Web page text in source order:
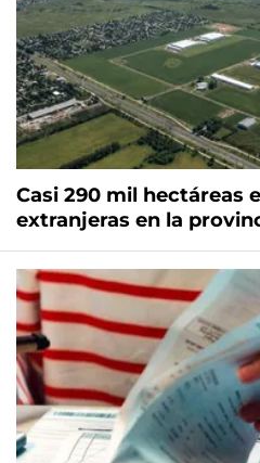
Casi 290 mil hectáreas
extranjeras en la